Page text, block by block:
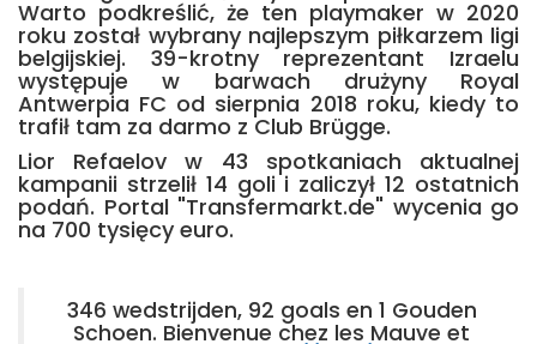
Warto podkreślić, że ten playmaker w 2020
roku został wybrany najlepszym piłkarzem ligi
belgijskiej. 39-krotny reprezentant Izraelu
występuje w barwach drużyny Royal
Antwerpia FC od sierpnia 2018 roku, kiedy to
trafił tam za darmo z Club Brügge.
Lior Refaelov w 43 spotkaniach aktualnej
kampanii strzelił 14 goli i zaliczył 12 ostatnich
podań. Portal "Transfermarkt.de" wycenia go
na 700 tysięcy euro.
346 wedstrijden, 92 goals en 1 Gouden
Schoen. Bienvenue chez les Mauve et